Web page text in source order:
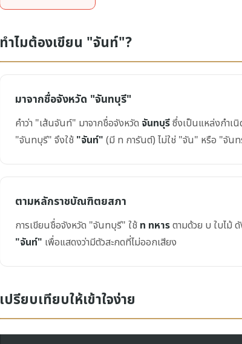
ทำไมต้องเขียน "จันท์"?
มาจากชื่อจังหวัด "จันทบุรี"
คำว่า "เส้นจันท์" มาจากชื่อจังหวัด จันทบุรีซึ่งเป็นแหล่งกำเ
"จันทบุรี" จึงใช้ "จันท์" (มี ท การันต์) ไม่ใช่ "จัน" หรือ "จัน
ตามหลักราชบัณฑิตยสภา
การเขียนชื่อจังหวัด "จันทบุรี" ใช้ ท ทหารตามด้วย บ ใบไม้
"จันท์" เพื่อแสดงว่ามีตัวสะกดที่ไม่ออกเสียง
เปรียบเทียบให้เข้าใจง่าย